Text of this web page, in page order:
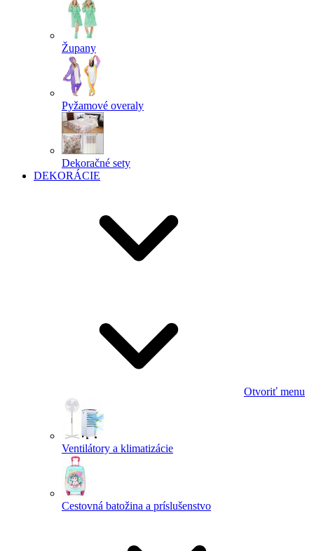
Župany
Pyžamové overaly
Dekoračné sety
DEKORÁCIE
Otvoriť menu
Ventilátory a klimatizácie
Cestovná batožina a príslušenstvo